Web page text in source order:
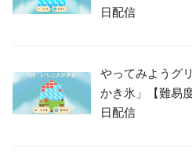
日配信
やってみようグ
かき氷」【難易
日配信